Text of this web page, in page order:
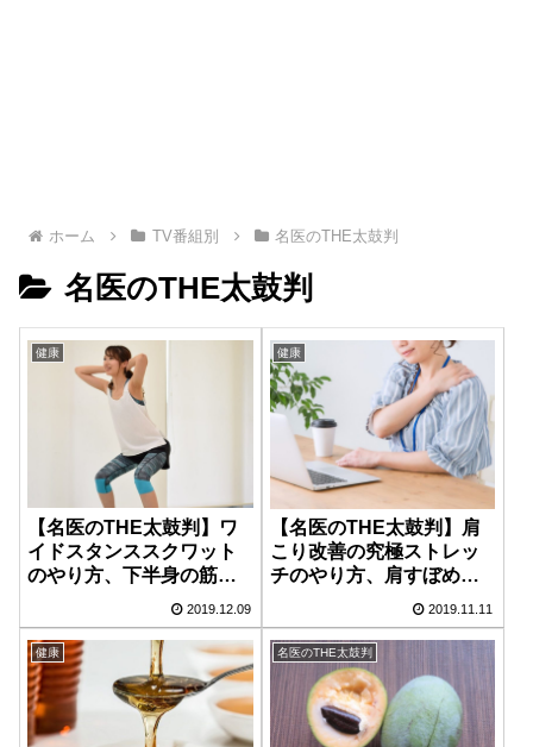
ホーム TV番組別 名医のTHE太鼓判
名医のTHE太鼓判
健康
【名医のTHE太鼓判】ワ
イドスタンススクワット
のやり方、下半身の筋力
アップに効果的な方法(12
月9日)！
2019.12.09
健康
【名医のTHE太鼓判】肩
こり改善の究極ストレッ
チのやり方、肩すぼめ・
ひじ裏伸ばし！1日１分
【11月11日】
2019.11.11
健康 名医のTHE太鼓判